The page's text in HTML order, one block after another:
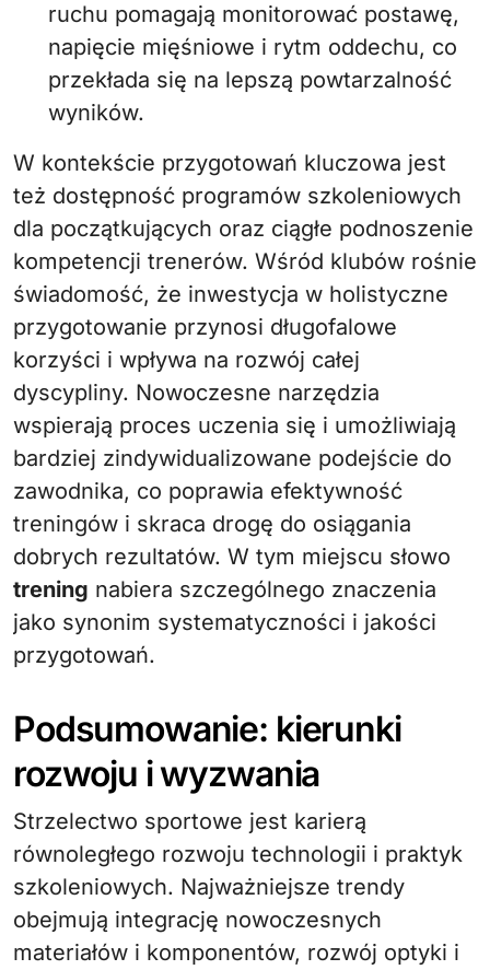
ruchu pomagają monitorować postawę,
napięcie mięśniowe i rytm oddechu, co
przekłada się na lepszą powtarzalność
wyników.
W kontekście przygotowań kluczowa jest
też dostępność programów szkoleniowych
dla początkujących oraz ciągłe podnoszenie
kompetencji trenerów. Wśród klubów rośnie
świadomość, że inwestycja w holistyczne
przygotowanie przynosi długofalowe
korzyści i wpływa na rozwój całej
dyscypliny. Nowoczesne narzędzia
wspierają proces uczenia się i umożliwiają
bardziej zindywidualizowane podejście do
zawodnika, co poprawia efektywność
treningów i skraca drogę do osiągania
dobrych rezultatów. W tym miejscu słowo
trening nabiera szczególnego znaczenia
jako synonim systematyczności i jakości
przygotowań.
Podsumowanie: kierunki
rozwoju i wyzwania
Strzelectwo sportowe jest karierą
równoległego rozwoju technologii i praktyk
szkoleniowych. Najważniejsze trendy
obejmują integrację nowoczesnych
materiałów i komponentów, rozwój optyki i